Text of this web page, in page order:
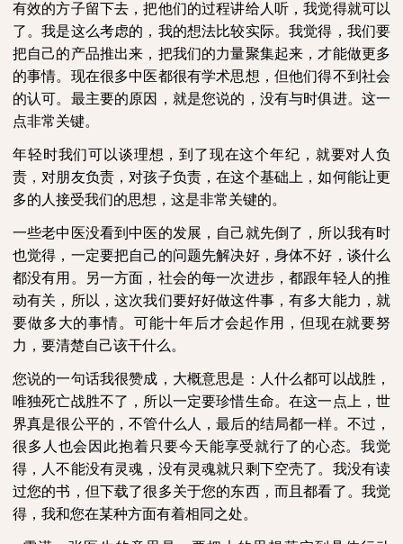
有效的方子留下去，把他们的过程讲给人听，我觉得就可以
了。我是这么考虑的，我的想法比较实际。我觉得，我们要
把自己的产品推出来，把我们的力量聚集起来，才能做更多
的事情。现在很多中医都很有学术思想，但他们得不到社会
的认可。最主要的原因，就是您说的，没有与时俱进。这一
点非常关键。
年轻时我们可以谈理想，到了现在这个年纪，就要对人负
责，对朋友负责，对孩子负责，在这个基础上，如何能让更
多的人接受我们的思想，这是非常关键的。
一些老中医没看到中医的发展，自己就先倒了，所以我有时
也觉得，一定要把自己的问题先解决好，身体不好，谈什么
都没有用。另一方面，社会的每一次进步，都跟年轻人的推
动有关，所以，这次我们要好好做这件事，有多大能力，就
要做多大的事情。可能十年后才会起作用，但现在就要努
力，要清楚自己该干什么。
您说的一句话我很赞成，大概意思是：人什么都可以战胜，
唯独死亡战胜不了，所以一定要珍惜生命。在这一点上，世
界真是很公平的，不管什么人，最后的结局都一样。不过，
很多人也会因此抱着只要今天能享受就行了的心态。我觉
得，人不能没有灵魂，没有灵魂就只剩下空壳了。我没有读
过您的书，但下载了很多关于您的东西，而且都看了。我觉
得，我和您在某种方面有着相同之处。